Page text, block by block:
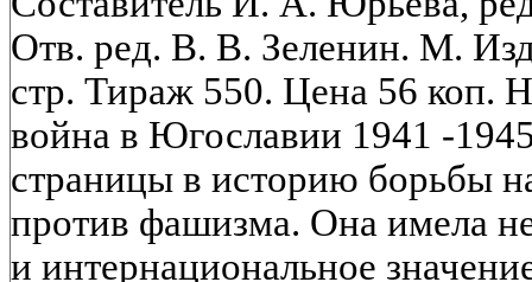
Отв. ред. В. В. Зеленин. М.
стр. Тираж 550. Цена 56 коп.
война в Югославии 1941 -1945
страницы в историю борьбы
против фашизма. Она имела
и интернациональное